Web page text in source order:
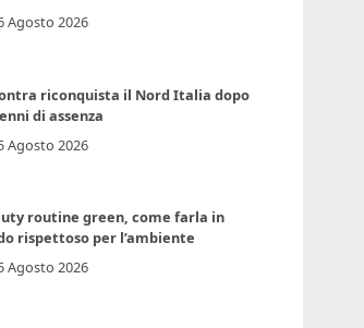
Agosto 2026
riconquista il Nord Italia dopo
di assenza
Agosto 2026
routine green, come farla in
rispettoso per l’ambiente
Agosto 2026